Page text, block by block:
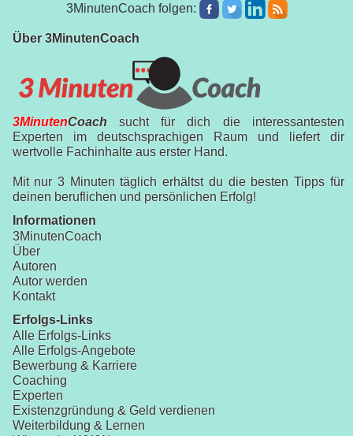
3MinutenCoach folgen:
Über 3MinutenCoach
3MinutenCoach sucht für dich die interessantesten
Experten im deutschsprachigen Raum und liefert dir
wertvolle Fachinhalte aus erster Hand.
Mit nur 3 Minuten täglich erhältst du die besten Tipps für
deinen beruflichen und persönlichen Erfolg!
Informationen
3MinutenCoach
Über
Autoren
Autor werden
Kontakt
Erfolgs-Links
Alle Erfolgs-Links
Alle Erfolgs-Angebote
Bewerbung & Karriere
Coaching
Experten
Existenzgründung & Geld verdienen
Weiterbildung & Lernen